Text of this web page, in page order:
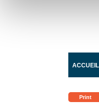
ACCUEIL
Print